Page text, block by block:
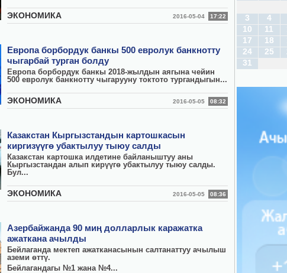
ЭКОНОМИКА 2016-05-04 17:22
Европа борбордук банкы 500 евролук банкнотту
чыгарбай турган болду
Европа борбордук банкы 2018-жылдын аягына чейин
500 евролук банкнотту чыгарууну токтото тургандыгын...
ЭКОНОМИКА 2016-05-05 08:32
Казакстан Кыргызстандын картошкасын
киргизүүгө убактылуу тыюу салды
Казакстан картошка илдетине байланыштуу аны
Кыргызстандан алып кирүүгө убактылуу тыюу салды.
Бул...
ЭКОНОМИКА 2016-05-05 08:36
Азербайжанда 90 миң долларлык каражатка
ажаткана ачылды
Бейлаганда мектеп ажатканасынын салтанаттуу ачылыш
аземи өттү.
Бейлагандагы №1 жана №4...
3
4
10
11
17
18
24
25
31